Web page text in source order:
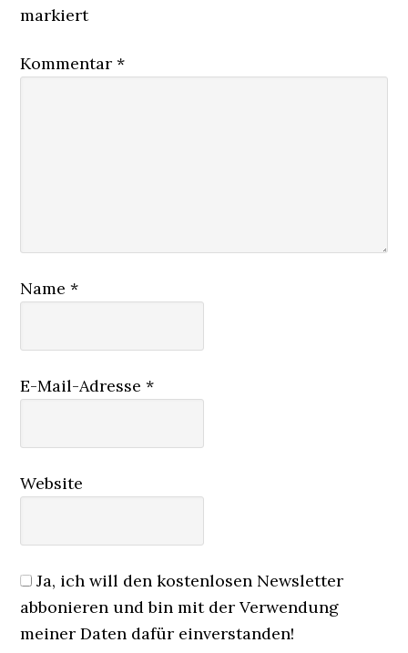
markiert
Kommentar*
Name*
E-Mail-Adresse*
Website
Ja, ich will den kostenlosen Newsletter
abbonieren und bin mit der Verwendung
meiner Daten dafür einverstanden!